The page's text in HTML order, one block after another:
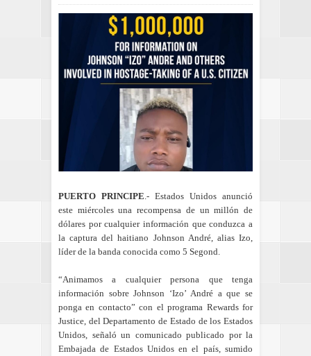
PUERTO PRINCIPE .- Estados Unidos anunció
este miércoles una recompensa de un millón de
dólares por cualquier información que conduzca a
la captura del haitiano Johnson André, alias Izo,
líder de la banda conocida como 5 Segond.
“Animamos a cualquier persona que tenga
información sobre Johnson ‘Izo’ André a que se
ponga en contacto” con el programa Rewards for
Justice, del Departamento de Estado de los Estados
Unidos, señaló un comunicado publicado por la
Embajada de Estados Unidos en el país, sumido